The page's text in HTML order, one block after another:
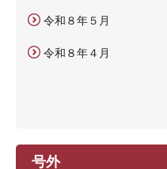
令和８年５月
令和８年４月
号外